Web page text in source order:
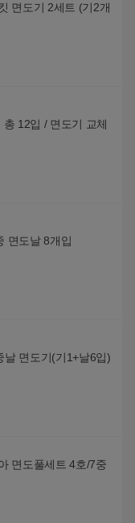
면도기 2세트 (기2개
12입 / 면도기 교체
면도날 8개입
날 면도기(기1+날6입)
면도풀세트 4호/7중